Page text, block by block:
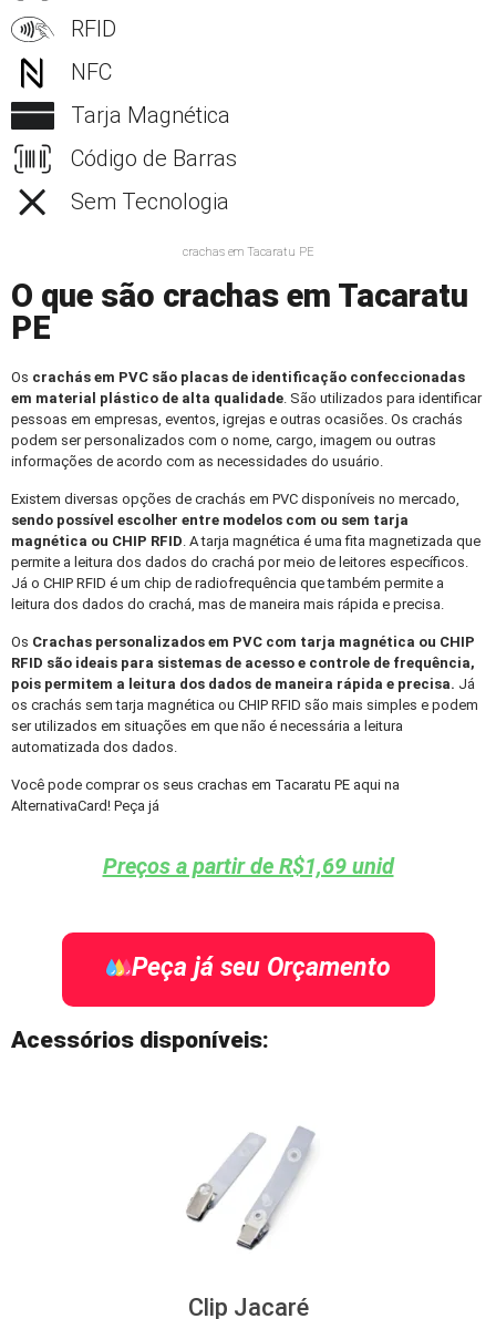
RFID
NFC
Tarja Magnética
Código de Barras
Sem Tecnologia
crachas em Tacaratu PE
O que são crachas em Tacaratu
PE
Os crachás em PVC são placas de identificação confeccionadas
em material plástico de alta qualidade. São utilizados para identificar
pessoas em empresas, eventos, igrejas e outras ocasiões. Os crachás
podem ser personalizados com o nome, cargo, imagem ou outras
informações de acordo com as necessidades do usuário.
Existem diversas opções de crachás em PVC disponíveis no mercado,
sendo possível escolher entre modelos com ou sem tarja
magnética ou CHIP RFID. A tarja magnética é uma fita magnetizada que
permite a leitura dos dados do crachá por meio de leitores específicos.
Já o CHIP RFID é um chip de radiofrequência que também permite a
leitura dos dados do crachá, mas de maneira mais rápida e precisa.
Os Crachas personalizados em PVC com tarja magnética ou CHIP
RFID são ideais para sistemas de acesso e controle de frequência,
pois permitem a leitura dos dados de maneira rápida e precisa. Já
os crachás sem tarja magnética ou CHIP RFID são mais simples e podem
ser utilizados em situações em que não é necessária a leitura
automatizada dos dados.
Você pode comprar os seus crachas em Tacaratu PE aqui na
AlternativaCard! Peça já
Preços a partir de R$1,69 unid
Peça já seu Orçamento
Acessórios disponíveis:
Clip Jacaré